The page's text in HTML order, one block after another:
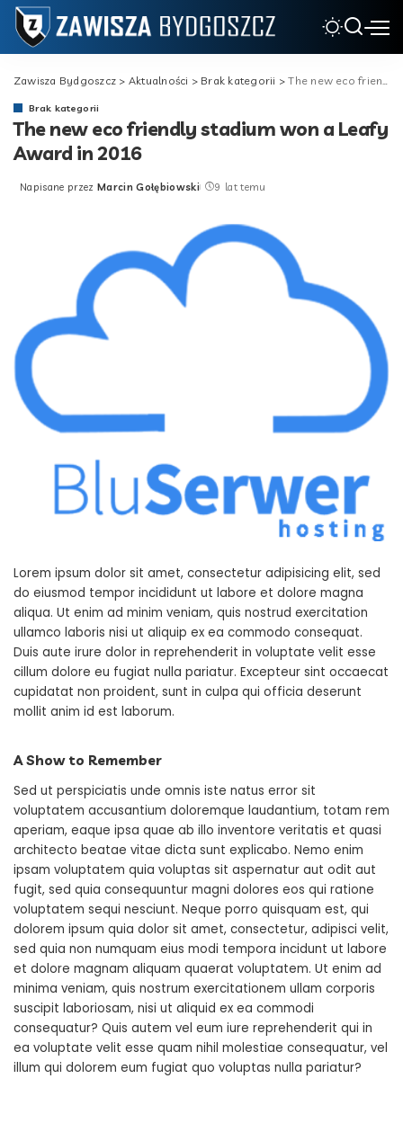
Zawisza Bydgoszcz > Aktualności > Brak kategorii >The new eco friendly stadium won a Leafy Award in 2016
Brak kategorii
The new eco friendly stadium won a Leafy
Award in 2016
Posted
Napisane przez Marcin Gołębiowski 9 lat temu
Lorem ipsum dolor sit amet, consectetur adipisicing elit, sed
do eiusmod tempor incididunt ut labore et dolore magna
aliqua. Ut enim ad minim veniam, quis nostrud exercitation
ullamco laboris nisi ut aliquip ex ea commodo consequat.
Duis aute irure dolor in reprehenderit in voluptate velit esse
cillum dolore eu fugiat nulla pariatur. Excepteur sint occaecat
cupidatat non proident, sunt in culpa qui officia deserunt
mollit anim id est laborum.
A Show to Remember
Sed ut perspiciatis unde omnis iste natus error sit
voluptatem accusantium doloremque laudantium, totam rem
aperiam, eaque ipsa quae ab illo inventore veritatis et quasi
architecto beatae vitae dicta sunt explicabo. Nemo enim
ipsam voluptatem quia voluptas sit aspernatur aut odit aut
fugit, sed quia consequuntur magni dolores eos qui ratione
voluptatem sequi nesciunt. Neque porro quisquam est, qui
dolorem ipsum quia dolor sit amet, consectetur, adipisci velit,
sed quia non numquam eius modi tempora incidunt ut labore
et dolore magnam aliquam quaerat voluptatem. Ut enim ad
minima veniam, quis nostrum exercitationem ullam corporis
suscipit laboriosam, nisi ut aliquid ex ea commodi
consequatur? Quis autem vel eum iure reprehenderit qui in
ea voluptate velit esse quam nihil molestiae consequatur, vel
illum qui dolorem eum fugiat quo voluptas nulla pariatur?